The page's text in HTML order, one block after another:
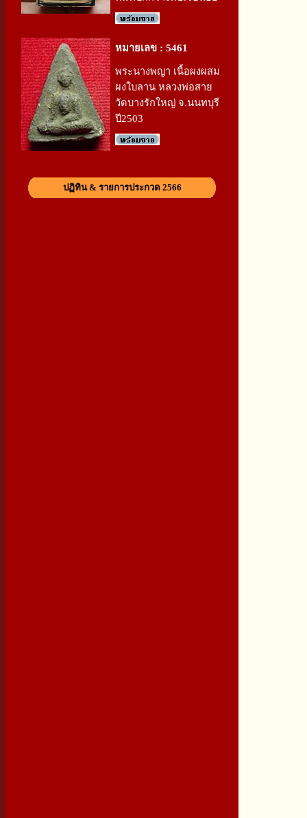
หมายเลข : 5461
พระนางพญา เนื้อผงผสม
ผงใบลาน หลวงพ่อสาย
วัดบางรักใหญ่ จ.นนทบุรี
ปี2503
ปฏิทิน & รายการประกวด 2566